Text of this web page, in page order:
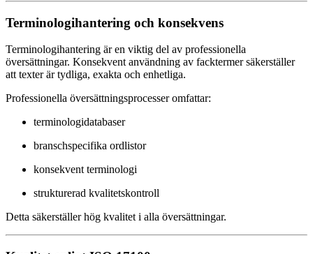
Terminologihantering och konsekvens
Terminologihantering är en viktig del av professionella
översättningar. Konsekvent användning av facktermer säkerställer
att texter är tydliga, exakta och enhetliga.
Professionella översättningsprocesser omfattar:
terminologidatabaser
branschspecifika ordlistor
konsekvent terminologi
strukturerad kvalitetskontroll
Detta säkerställer hög kvalitet i alla översättningar.